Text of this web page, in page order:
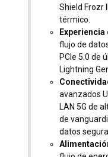
Shield Frozr
térmico.
flujo de
PCIe 5.0 de
Lightning
avanzados
LAN 5G de
de
datos